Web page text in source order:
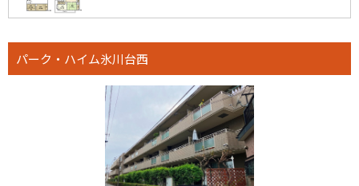
パーク・ハイム氷川台西